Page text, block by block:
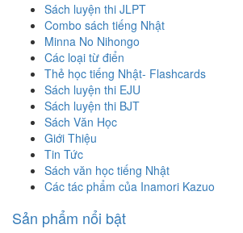
Sách luyện thi JLPT
Combo sách tiếng Nhật
Minna No Nihongo
Các loại từ điển
Thẻ học tiếng Nhật- Flashcards
Sách luyện thi EJU
Sách luyện thi BJT
Sách Văn Học
Giới Thiệu
Tin Tức
Sách văn học tiếng Nhật
Các tác phẩm của Inamori Kazuo
Sản phẩm nổi bật